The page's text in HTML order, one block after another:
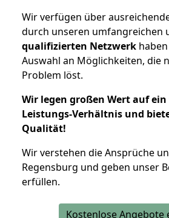
Wir verfügen über
durch unseren umfangreichen
qualifizierten Netzwerk
Auswahl an Möglichkeiten, die
Problem löst.
Wir legen großen Wert auf ein
Leistungs-Verhältnis und
Qualität!
Wir verstehen die Ansprüche
Regensburg und geben unser
erfüllen.
Kostenlose Angebote